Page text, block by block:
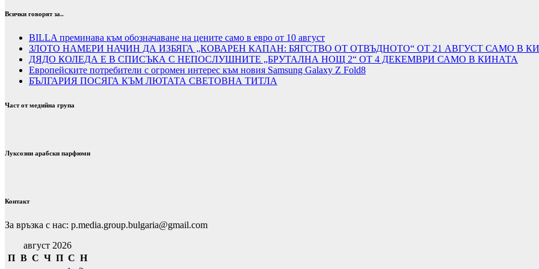
Всички говорят за..
BILLA преминава към обозначаване на цените само в евро от 10 август
ЗЛОТО НАМЕРИ НАЧИН ДА ИЗБЯГА „КОВАРЕН КАПАН: БЯГСТВО ОТ ОТВЪДНОТО“ ОТ 21 АВГУСТ САМО В
ДЯДО КОЛЕДА Е В СПИСЪКА С НЕПОСЛУШНИТЕ „БРУТАЛНА НОЩ 2“ ОТ 4 ДЕКЕМВРИ САМО В КИНАТА
Европейските потребители с огромен интерес към новия Samsung Galaxy Z Fold8
БЪЛГАРИЯ ПОСЯГА КЪМ ЛЮТАТА СВЕТОВНА ТИТЛА
Част от медийна група
Луксозни арабски парфюми
Контакт
За връзка с нас: p.media.group.bulgaria@gmail.com
август 2026
П В С Ч П С Н